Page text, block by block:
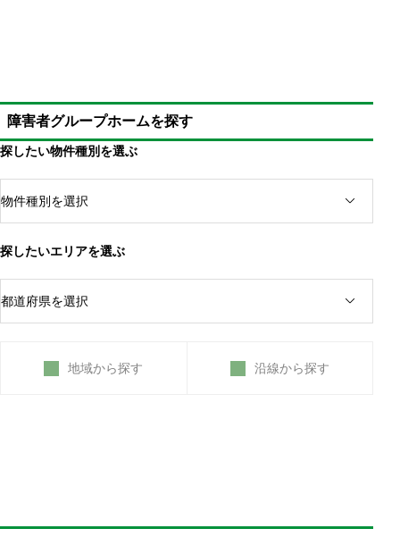
障害者グループホームを探す
探したい物件種別を選ぶ
探したいエリアを選ぶ
地域から探す 沿線から探す